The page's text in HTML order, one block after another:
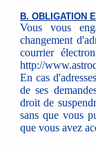
B. OBLIGATION
Vous vous
changement
courrier
http://
En cas
de ses
droit de
sans que vous
que vous avez